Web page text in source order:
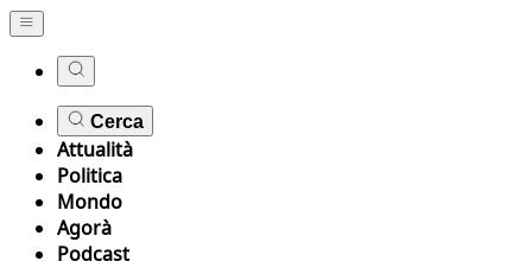
Cerca
Attualità
Politica
Mondo
Agorà
Podcast